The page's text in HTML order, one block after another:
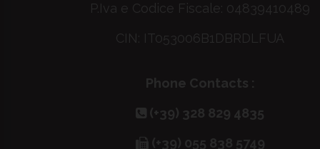
P.Iva e Codice Fiscale: 04839410489
CIN: IT053006B1DBRDLFUA
Phone Contacts :
(+39) 328 829 4835
(+39) 055 838 5749